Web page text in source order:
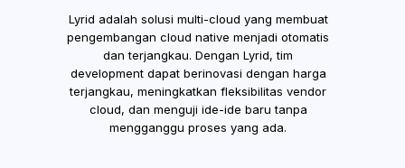
Lyrid adalah solusi multi-cloud yang membuat
pengembangan cloud native menjadi otomatis
dan terjangkau. Dengan Lyrid, tim
development dapat berinovasi dengan harga
terjangkau, meningkatkan fleksibilitas vendor
cloud, dan menguji ide-ide baru tanpa
mengganggu proses yang ada.